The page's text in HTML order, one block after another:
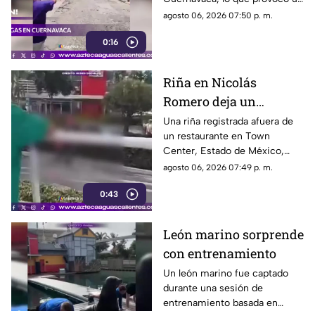
0:16
despliegue de bomberos y
agosto 06, 2026 07:50 p. m.
0:43
Riña en Nicolás
Romero deja un
hombre muerto
Una riña registrada afuera de
un restaurante en Town
Center, Estado de México,
dejó un hombre sin vida.
agosto 06, 2026 07:49 p. m.
León marino sorprende
con entrenamiento
Un león marino fue captado
durante una sesión de
entrenamiento basada en